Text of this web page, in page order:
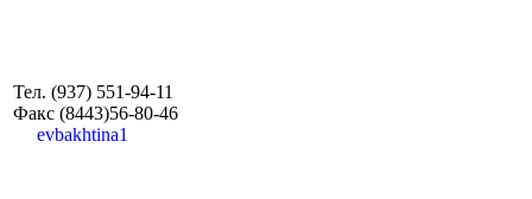
Тел. (937) 551-94-11
Факс (8443)56-80-46
evbakhtina1